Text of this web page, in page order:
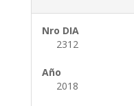
Nro DIA
2312
Año
2018